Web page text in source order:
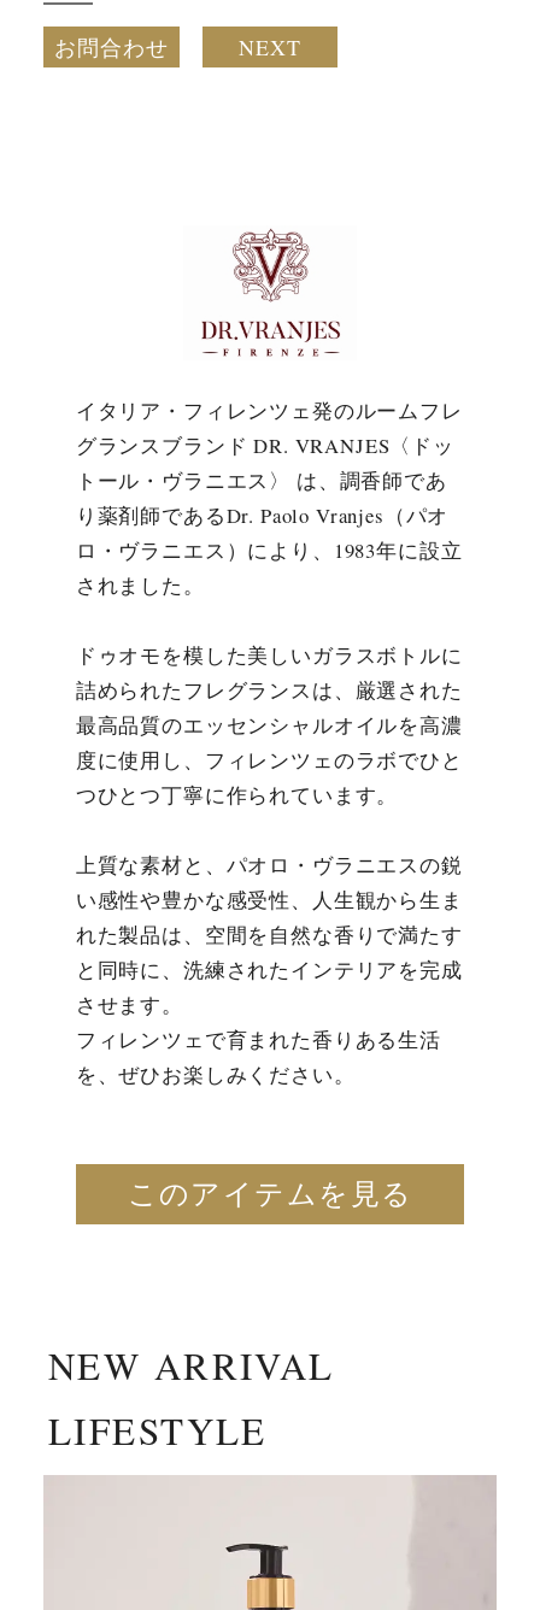
お問合わせ NEXT
イタリア・フィレンツェ発のルームフレ
グランスブランド DR. VRANJES〈ドッ
トール・ヴラニエス〉 は、調香師であ
り薬剤師であるDr. Paolo Vranjes（パオ
ロ・ヴラニエス）により、1983年に設立
されました。
ドゥオモを模した美しいガラスボトルに
詰められたフレグランスは、厳選された
最高品質のエッセンシャルオイルを高濃
度に使用し、フィレンツェのラボでひと
つひとつ丁寧に作られています。
上質な素材と、パオロ・ヴラニエスの鋭
い感性や豊かな感受性、人生観から生ま
れた製品は、空間を自然な香りで満たす
と同時に、洗練されたインテリアを完成
させます。
フィレンツェで育まれた香りある生活
を、ぜひお楽しみください。
このアイテムを見る
NEW ARRIVAL
LIFESTYLE